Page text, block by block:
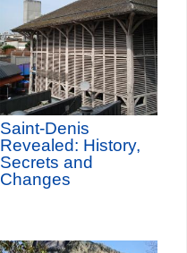
Saint-Denis
Revealed: History,
Secrets and
Changes